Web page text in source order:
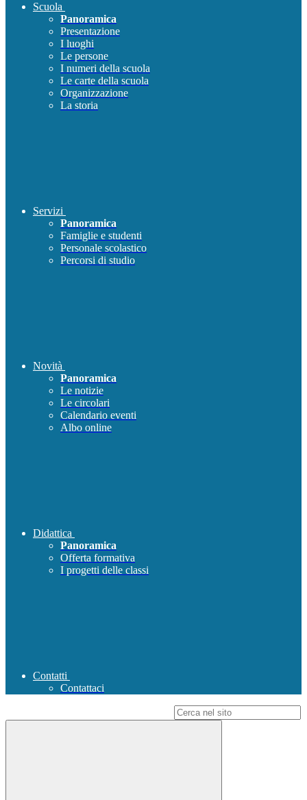
Scuola
Panoramica
Presentazione
I luoghi
Le persone
I numeri della scuola
Le carte della scuola
Organizzazione
La storia
Servizi
Panoramica
Famiglie e studenti
Personale scolastico
Percorsi di studio
Novità
Panoramica
Le notizie
Le circolari
Calendario eventi
Albo online
Didattica
Panoramica
Offerta formativa
I progetti delle classi
Contatti
Contattaci